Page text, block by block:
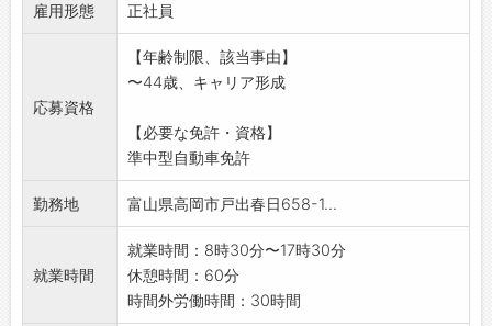
いただけます。
■在宅の方には直接お渡し、不在の方へは決め
られた場所にお届け
しますので、再配達はありません。
(1.5t車:全車
AT、バックモニター付)を使用します。入社後
はひとりで配達で
きるようになるまで、同乗指導者をつけた運転
います。
現在活躍中のドライバーの多くが未経験からス
タートしています。
雇用形態 正社員
応募資格
【年齢制限、該当事由】
〜44歳、キャリア形成
【必要な免許・資格】
準中型自動車免許
勤務地 富山県高岡市戸出春日658-1...
就業時間
就業時間：8時30分〜17時30分
休憩時間：60分
時間外労働時間：30時間